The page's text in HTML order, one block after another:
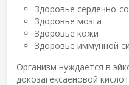
Здоровье сердечно-
Здоровье мозга
Здоровье кожи
Здоровье иммунной
Организм нуждается в
докозагексаеновой